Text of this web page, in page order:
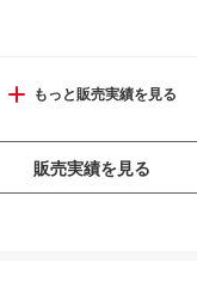
プリウス Ｓセーフティ
もっと販売実績を見る
販売実績を見る